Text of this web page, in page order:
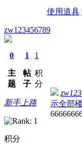
使用道具
zw123456789
0
主
题
1
帖
子
1
积
分
新手上路
积分
示全部